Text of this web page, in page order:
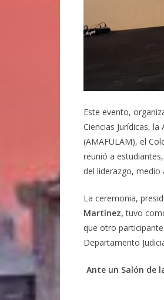
Este evento,
Ciencias Jurídicas,
(AMAFULAM), el
reunió a
del liderazgo, medio
La ceremonia,
Martínez, tuvo
que otro
Departamento
Ante un Salón de